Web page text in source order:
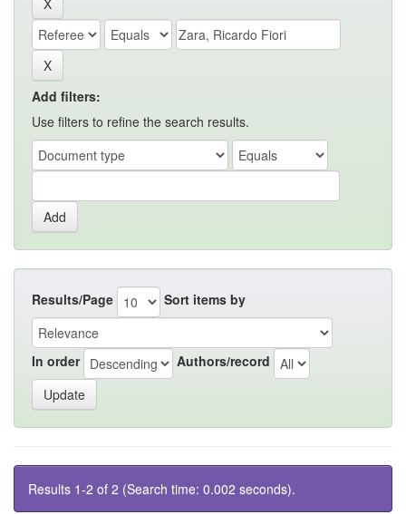
Add filters:
Use filters to refine the search results.
Results/Page Sort items by
In order Authors/record
Results 1-2 of 2 (Search time: 0.002 seconds).